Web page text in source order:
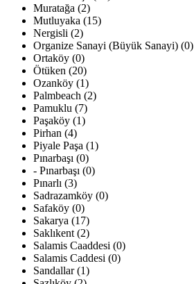
Muratağa (2)
Mutluyaka (15)
Nergisli (2)
Organize Sanayi (Büyük Sanayi) (0)
Ortaköy (0)
Ötüken (20)
Ozanköy (1)
Palmbeach (2)
Pamuklu (7)
Paşaköy (1)
Pirhan (4)
Piyale Paşa (1)
Pınarbaşı (0)
- Pınarbaşı (0)
Pınarlı (3)
Sadrazamköy (0)
Safaköy (0)
Sakarya (17)
Saklıkent (2)
Salamis Caaddesi (0)
Salamis Caddesi (0)
Sandallar (1)